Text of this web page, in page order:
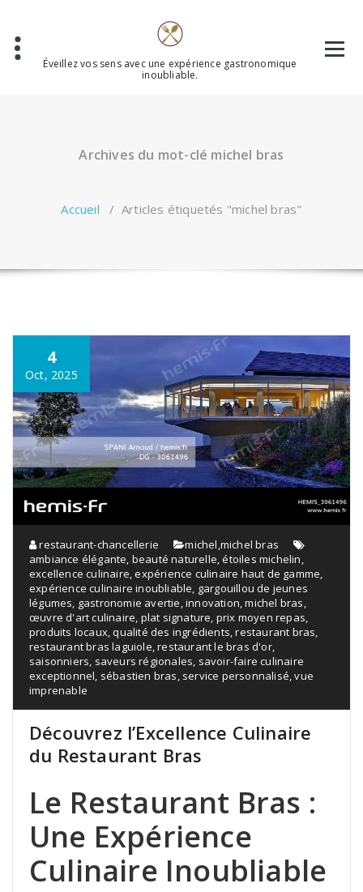
contenu
Éveillez vos sens avec une expérience gastronomique
inoubliable.
Archives du mot-clé michel bras
Accueil /Articles étiquetés "michel bras"
4
Oct, 2025
restaurant-chancellerie michel,michel bras
ambiance élégante, beauté naturelle,étoiles michelin,
excellence culinaire,expérience culinaire haut de gamme,
expérience culinaire inoubliable, gargouillou de jeunes
légumes, gastronomie avertie,innovation,michel bras,
œuvre d'art culinaire, plat signature, prix moyen repas,
produits locaux,qualité des ingrédients,restaurant bras,
restaurant bras laguiole,restaurant le bras d'or,
saisonniers, saveurs régionales, savoir-faire culinaire
exceptionnel, sébastien bras, service personnalisé,vue
imprenable
Découvrez l’Excellence Culinaire
du Restaurant Bras
Le Restaurant Bras :
Une Expérience
Culinaire Inoubliable